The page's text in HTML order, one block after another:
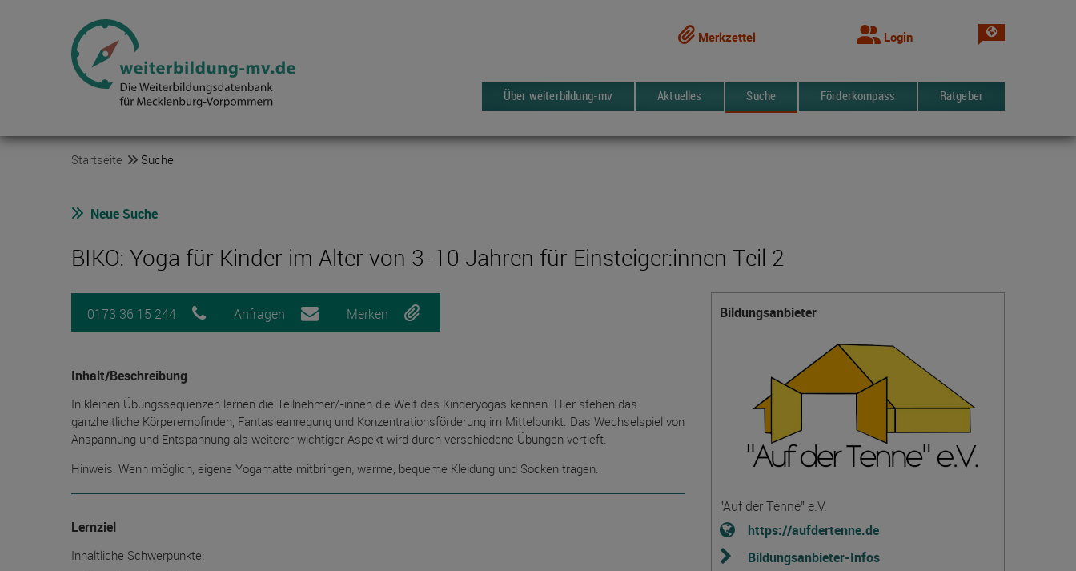
Merkzettel Login Sprache
Über weiterbildung-mv Aktuelles Suche Förderkompass Ratgeber
Startseite Suche
Neue Suche
BIKO: Yoga für Kinder im Alter von 3-10 Jahren für Einsteiger:innen Teil 2
0173 36 15 244 Anfragen Merken
Inhalt/Beschreibung
In kleinen Übungssequenzen lernen die Teilnehmer/-innen die Welt des Kinderyogas kennen. Hier stehen das
ganzheitliche Körperempfinden, Fantasieanregung und Konzentrationsförderung im Mittelpunkt. Das Wechselspiel von
Anspannung und Entspannung als weiterer wichtiger Aspekt wird durch verschiedene Übungen vertieft.
Hinweis: Wenn möglich, eigene Yogamatte mitbringen; warme, bequeme Kleidung und Socken tragen.
Lernziel
Inhaltliche Schwerpunkte:
Bildungsanbieter
"Auf der Tenne" e.V.
https://aufdertenne.de
Bildungsanbieter-Infos